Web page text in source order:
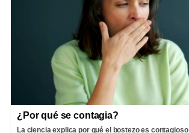
¿Por qué se contagia?
La ciencia explica por qué el bostezo es contagioso